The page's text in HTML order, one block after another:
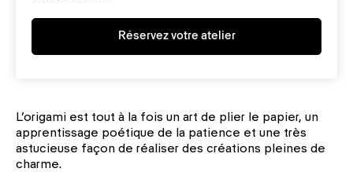
Réservez votre atelier
L’origami est tout à la fois un art de plier le papier, un
apprentissage poétique de la patience et une très
astucieuse façon de réaliser des créations pleines de
charme.